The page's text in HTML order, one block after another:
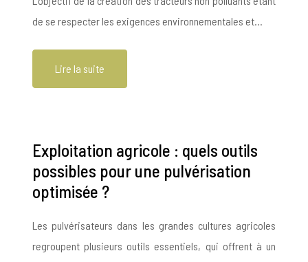
de se respecter les exigences environnementales et…
Lire la suite
Exploitation agricole : quels outils
possibles pour une pulvérisation
optimisée ?
Les pulvérisateurs dans les grandes cultures agricoles
regroupent plusieurs outils essentiels, qui offrent à un